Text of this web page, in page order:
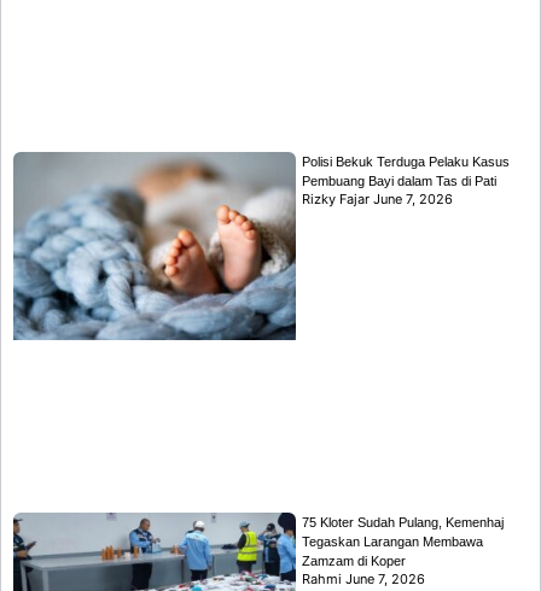
Polisi Bekuk Terduga Pelaku Kasus
Pembuang Bayi dalam Tas di Pati
Rizky FajarJune 7, 2026
75 Kloter Sudah Pulang, Kemenhaj
Tegaskan Larangan Membawa
Zamzam di Koper
RahmiJune 7, 2026